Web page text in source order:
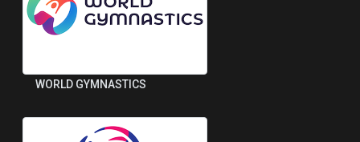
WORLD GYMNASTICS